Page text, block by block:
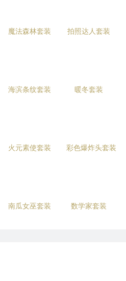
魔法森林套装 拍照达人套装
海滨条纹套装 暖冬套装
火元素使套装 彩色爆炸头套装
南瓜女巫套装 数学家套装